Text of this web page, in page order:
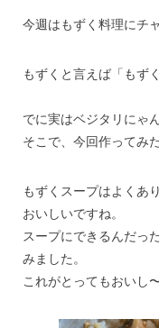
今週はもずく料理にチ
もずくと言えば「もずく
でに実はベジタリにゃ
そこで、今回作ってみ
もずくスープはよくあ
おいしいですね。
スープにできるんだっ
みました。
これがとってもおいし